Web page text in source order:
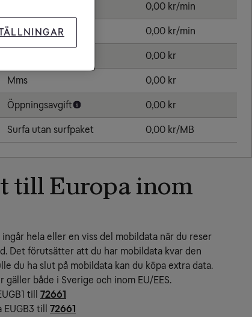
0,00 kr/min
Ta emot samtal 0,00 kr/min
0,00 kr
Mms 0,00 kr
Öppningsavgift 0,00 kr
Surfa utan surfpaket 0,00 kr/MB
till Europa inom
hela eller en viss del mobildata när du reser
Det förutsätter att du har mobildata kvar den
du ha slut på mobildata kan du köpa extra data.
gäller både i Sverige och inom EU/EES.
till 72661
till 72661